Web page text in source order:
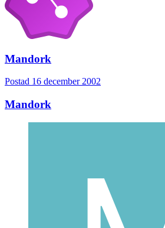
Mandork
Postad 16 december 2002
Mandork